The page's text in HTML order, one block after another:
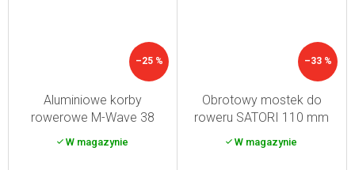
–25 %
Aluminiowe korby
rowerowe M-Wave 38
zębów
W magazynie
–33 %
Obrotowy mostek do
roweru SATORI 110 mm
W magazynie